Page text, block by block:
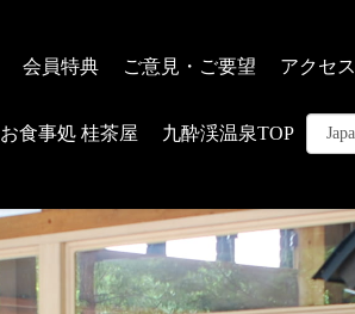
会員特典 ご意見・ご要望 アクセス
お食事処 桂茶屋 九酔渓温泉TOP